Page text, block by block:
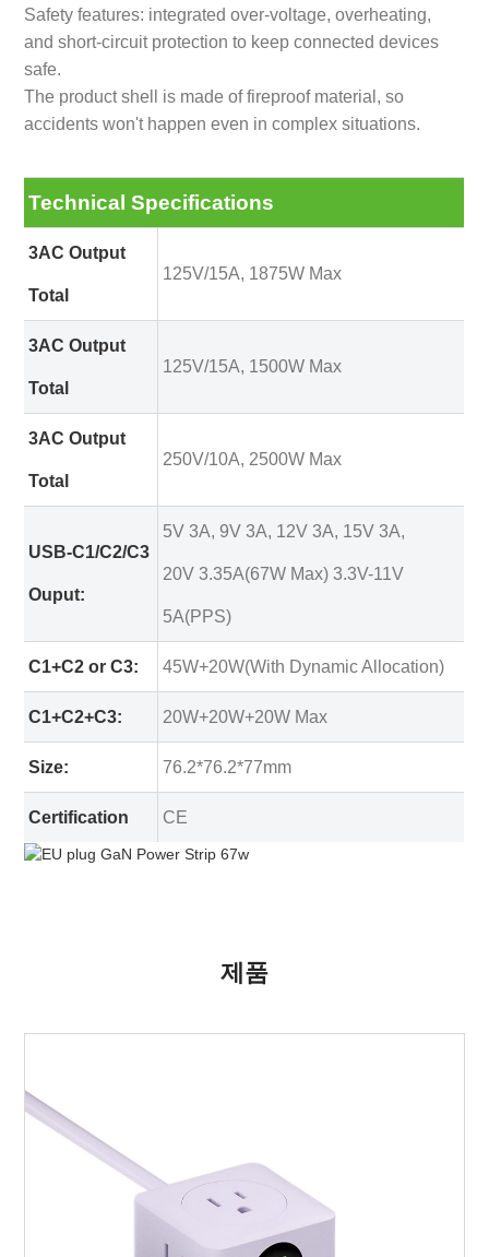
Safety features: integrated over-voltage, overheating,
and short-circuit protection to keep connected devices
safe.
The product shell is made of fireproof material, so
accidents won't happen even in complex situations.
Technical Specifications
3AC Output
Total
125V/15A, 1875W Max
3AC Output
Total
125V/15A, 1500W Max
3AC Output
Total
250V/10A, 2500W Max
USB-C1/C2/C3
Ouput:
5V 3A, 9V 3A, 12V 3A, 15V 3A,
20V 3.35A(67W Max) 3.3V-11V
5A(PPS)
C1+C2 or C3: 45W+20W(With Dynamic Allocation)
C1+C2+C3: 20W+20W+20W Max
Size: 76.2*76.2*77mm
Certification CE
제품